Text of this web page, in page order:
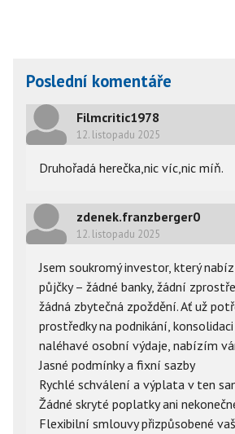
Poslední komentáře
Filmcritic1978
12. listopadu 2025
Druhořadá herečka,nic víc,nic míň.
zdenek.franzberger0
12. listopadu 2025
Jsem soukromý investor, který
půjčky – žádné banky, žádní
žádná zbytečná zpoždění. Ať už
prostředky na podnikání,
naléhavé osobní výdaje, nabízím
Jasné podmínky a fixní sazby
Rychlé schválení a výplata v ten
Žádné skryté poplatky ani
Flexibilní smlouvy přizpůsobené